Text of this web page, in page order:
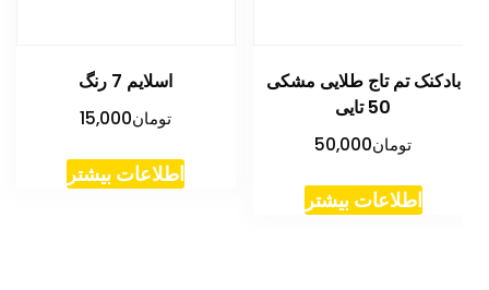
بادکنک تم تاج طلایی مشکی
تومان50,000
اطلاعات بیشتر
اسلایم 7 رنگ
تومان15,000
اطلاعات بیشتر